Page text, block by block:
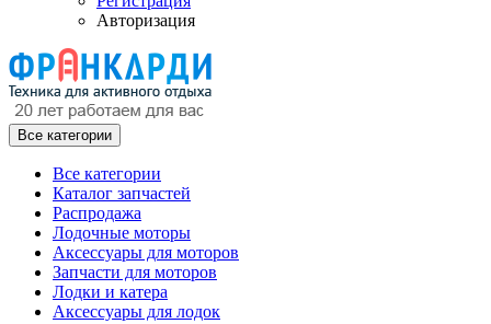
Авторизация
Все категории
Все категории
Каталог запчастей
Распродажа
Лодочные моторы
Аксессуары для моторов
Запчасти для моторов
Лодки и катера
Аксессуары для лодок